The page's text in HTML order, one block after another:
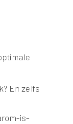
En zelfs
is-